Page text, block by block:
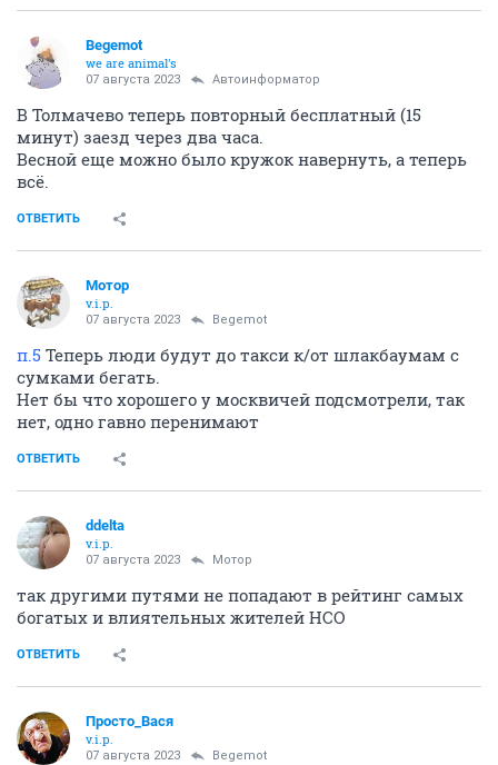
Begemot
we are animal's
07 августа 2023 Автоинформатор
В Толмачево теперь повторный бесплатный (15
минут) заезд через два часа.
Весной еще можно было кружок навернуть, а теперь
всё.
ОТВЕТИТЬ
Мотор
v.i.p.
07 августа 2023 Begemot
п.5 Теперь люди будут до такси к/от шлакбаумам с
сумками бегать.
Нет бы что хорошего у москвичей подсмотрели, так
нет, одно гавно перенимают
ОТВЕТИТЬ
ddelta
v.i.p.
07 августа 2023 Мотор
так другими путями не попадают в рейтинг самых
богатых и влиятельных жителей НСО
ОТВЕТИТЬ
Просто_Вася
v.i.p.
07 августа 2023 Begemot